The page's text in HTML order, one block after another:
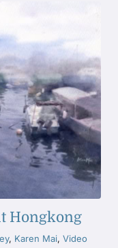
Hongkong
, Karen Mai, Video